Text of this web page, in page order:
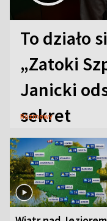
To działo
„Zatoki
Janicki
sekret
Rozmowy